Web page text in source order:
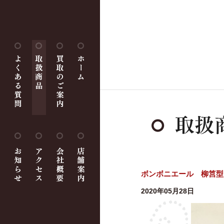
ボンボニエール 柳筥
2020年05月28日